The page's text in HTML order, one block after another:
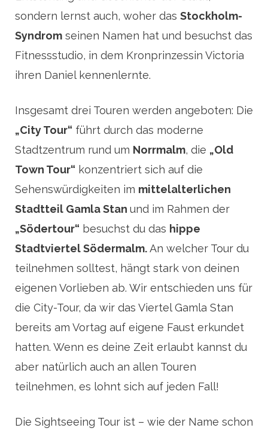
sondern lernst auch, woher das Stockholm-
Syndrom seinen Namen hat und besuchst das
Fitnessstudio, in dem Kronprinzessin Victoria
ihren Daniel kennenlernte.
Insgesamt drei Touren werden angeboten: Die
„City Tour“ führt durch das moderne
Stadtzentrum rund um Norrmalm, die „Old
Town Tour“ konzentriert sich auf die
Sehenswürdigkeiten im mittelalterlichen
Stadtteil Gamla Stan und im Rahmen der
„Södertour“ besuchst du das hippe
Stadtviertel Södermalm.An welcher Tour du
teilnehmen solltest, hängt stark von deinen
eigenen Vorlieben ab. Wir entschieden uns für
die City-Tour, da wir das Viertel Gamla Stan
bereits am Vortag auf eigene Faust erkundet
hatten. Wenn es deine Zeit erlaubt kannst du
aber natürlich auch an allen Touren
teilnehmen, es lohnt sich auf jeden Fall!
Die Sightseeing Tour ist – wie der Name schon